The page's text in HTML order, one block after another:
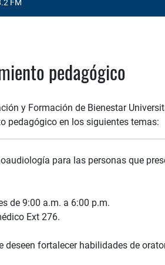
FM
pedagógico
y Formación de Bienestar
pedagógico en los siguientes temas:
para las personas que
de 9:00 a.m. a 6:00 p.m.
Ext 276.
deseen fortalecer habilidades de